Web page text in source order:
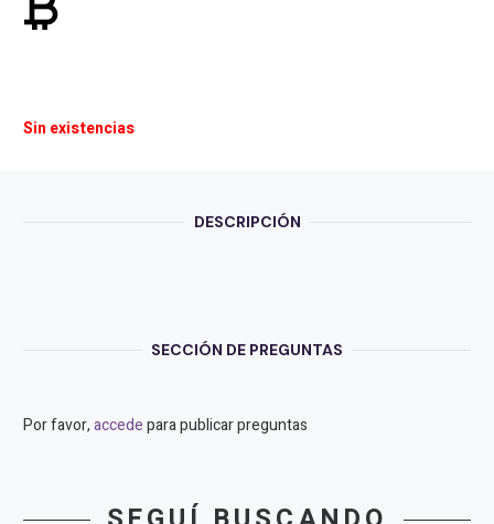
Sin existencias
DESCRIPCIÓN
SECCIÓN DE PREGUNTAS
Por favor,accedepara publicar preguntas